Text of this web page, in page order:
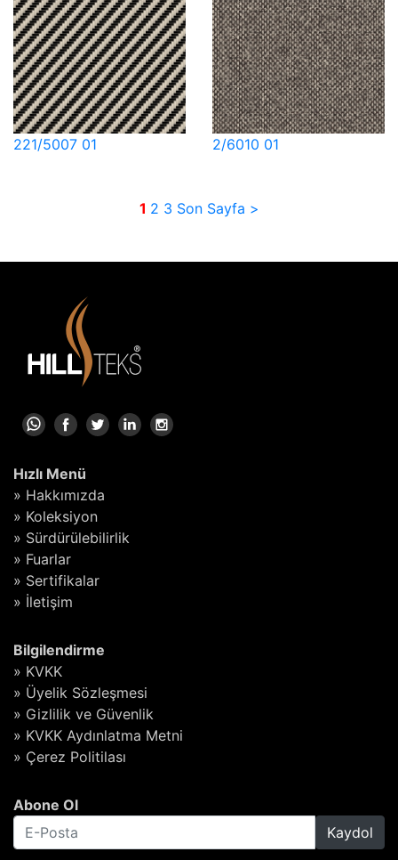
221/5007 01 2/6010 01
1 2 3 Son Sayfa >
Hızlı Menü
» Hakkımızda
» Koleksiyon
» Sürdürülebilirlik
» Fuarlar
» Sertifikalar
» İletişim
Bilgilendirme
» KVKK
» Üyelik Sözleşmesi
» Gizlilik ve Güvenlik
» KVKK Aydınlatma Metni
» Çerez Politilası
Abone Ol
Kaydol